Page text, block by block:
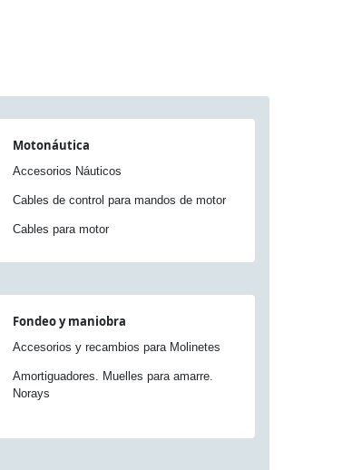
Motonáutica
Accesorios Náuticos
Cables de control para mandos de motor
Cables para motor
Fondeo y maniobra
Accesorios y recambios para Molinetes
Amortiguadores. Muelles para amarre.
Norays